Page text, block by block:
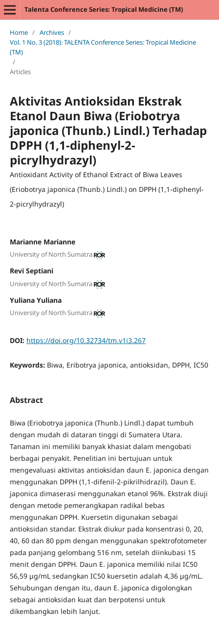
Talenta Conference Series: Tropical Medicine (TM)
Home / Archives /
Vol. 1 No. 3 (2018): TALENTA Conference Series: Tropical Medicine
(TM)
/
Articles
Aktivitas Antioksidan Ekstrak
Etanol Daun Biwa (Eriobotrya
japonica (Thunb.) Lindl.) Terhadap
DPPH (1,1-diphenyl-2-
picrylhydrazyl)
Antioxidant Activity of Ethanol Extract of Biwa Leaves
(Eriobotrya japonica (Thunb.) Lindl.) on DPPH (1,1-diphenyl-
2-picrylhydrazyl)
Marianne Marianne
University of North Sumatra
Revi Septiani
University of North Sumatra
Yuliana Yuliana
University of North Sumatra
DOI: https://doi.org/10.32734/tm.v1i3.267
Keywords: Biwa, Eribotrya japonica, antioksidan, DPPH, IC50
Abstract
Biwa (Eriobotrya japonica (Thunb.) Lindl.) dapat tumbuh
dengan mudah di dataran tinggi di Sumatera Utara.
Tanaman ini memiliki banyak khasiat dalam mengobati
berbagai penyakit. Penelitian ini bertujuan untuk
mengevaluasi aktivitas antioksidan daun E. japonica dengan
menggunakan DPPH (1,1-difenil-2-pikrilhidrazil). Daun E.
japonica dimaserasi menggunakan etanol 96%. Ekstrak diuji
dengan metode pemerangkapan radikal bebas
menggunakan DPPH. Kuersetin digunakan sebagai
antioksidan standar. Ekstrak diukur pada konsentrasi 0, 20,
40, 60 dan 80 ppm dengan menggunakan spektrofotometer
pada panjang gelombang 516 nm, setelah diinkubasi 15
menit dengan DPPH. Daun E. japonica memiliki nilai IC50
56,59 µg/mL sedangkan IC50 kuersetin adalah 4,36 µg/mL.
Sehubungan dengan itu, daun E. japonica digolongkan
sebagai antioksidan kuat dan berpotensi untuk
dikembangkan lebih lanjut.